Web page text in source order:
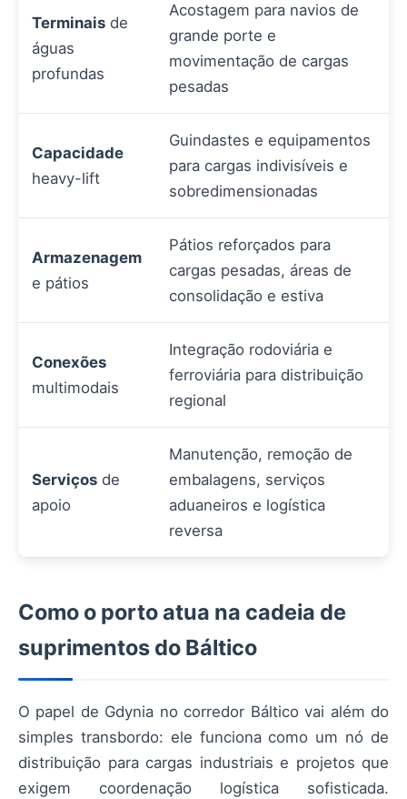
Terminais de
águas
profundas
Acostagem para navios de
grande porte e
movimentação de cargas
pesadas
Capacidade
heavy-lift
Guindastes e equipamentos
para cargas indivisíveis e
sobredimensionadas
Armazenagem
e pátios
Pátios reforçados para
cargas pesadas, áreas de
consolidação e estiva
Conexões
multimodais
Integração rodoviária e
ferroviária para distribuição
regional
Serviços de
apoio
Manutenção, remoção de
embalagens, serviços
aduaneiros e logística
reversa
Como o porto atua na cadeia de
suprimentos do Báltico
O papel de Gdynia no corredor Báltico vai além do
simples transbordo: ele funciona como um nó de
distribuição para cargas industriais e projetos que
exigem coordenação logística sofisticada.